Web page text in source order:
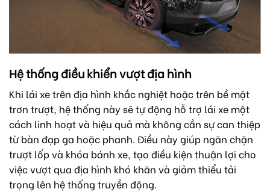
Hệ thống điều khiển vượt địa hình
Khi lái xe trên địa hình khắc nghiệt hoặc trên bề mặt
trơn trượt, hệ thống này sẽ tự động hỗ trợ lái xe một
cách linh hoạt và hiệu quả mà không cần sự can thiệp
từ bàn đạp ga hoặc phanh. Điều này giúp ngăn chặn
trượt lốp và khóa bánh xe, tạo điều kiện thuận lợi cho
việc vượt qua địa hình khó khăn và giảm thiểu tải
trọng lên hệ thống truyền động.